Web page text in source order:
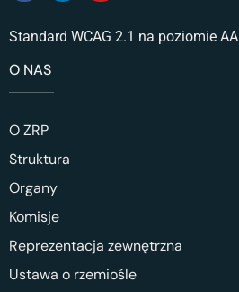
Standard WCAG 2.1 na poziomie AA
O NAS
O ZRP
Struktura
Organy
Komisje
Reprezentacja zewnętrzna
Ustawa o rzemiośle